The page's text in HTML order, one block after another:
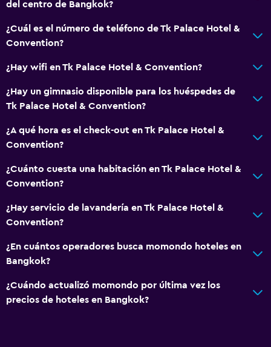
Ventana
Habitaciones familiares
Posibilidad de habitaciones conectadas
Espacio de almacenamiento
Chimenea
Zona de estar
Pantuflas
Sofá
Habitaciones insonorizadas
Insonorización
Teléfono
Vista a la ciudad
del centro de Bangkok?
¿Cuál es el número de teléfono de Tk Palace Hotel &
Convention?
¿Hay wifi en Tk Palace Hotel & Convention?
¿Hay un gimnasio disponible para los huéspedes de
Tk Palace Hotel & Convention?
¿A qué hora es el check-out en Tk Palace Hotel &
Convention?
¿Cuánto cuesta una habitación en Tk Palace Hotel &
Convention?
¿Hay servicio de lavandería en Tk Palace Hotel &
Convention?
¿En cuántos operadores busca momondo hoteles en
Bangkok?
¿Cuándo actualizó momondo por última vez los
precios de hoteles en Bangkok?